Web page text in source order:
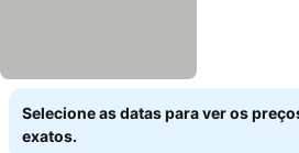
Selecione as datas para ver os
exatos.